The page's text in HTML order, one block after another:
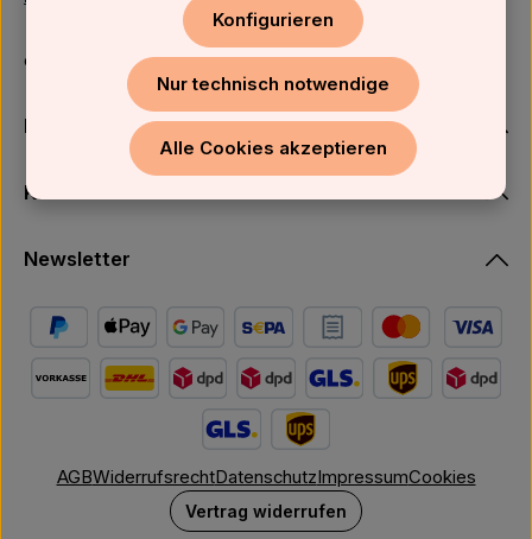
oder über unserKontaktformular.
Firmenkunden
Kundenservice
Newsletter
AGBWiderrufsrechtDatenschutzImpressumCookies
Vertrag widerrufen
Nur technisch notwendige
Konfigurieren
Alle Cookies akzeptieren